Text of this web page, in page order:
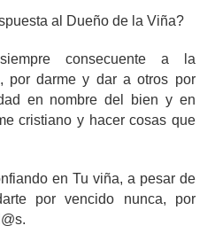
al Dueño de la Viña?
consecuente a la
por darme y dar a otros por
en nombre del bien y en
cristiano y hacer cosas que
en Tu viña, a pesar de
por vencido nunca, por